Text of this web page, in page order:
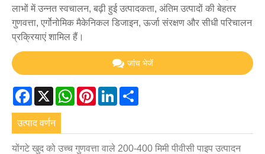
लाभों में उन्नत स्वचालन, बढ़ी हुई उत्पादकता, अंतिम उत्पादों की बेहतर
गुणवत्ता, एर्गोनोमिक मैकेनिकल डिजाइन, ऊर्जा संरक्षण और सीधी परिचालन
प्रक्रियाएं शामिल हैं।
जांच भेजें
Facebook
X WhatsApp
PinterestLinkedIn
उत्पाद वर्णन
योंगटे खुद को उच्च गुणवत्ता वाले 200-400 मिमी पीवीसी पाइप उत्पादन